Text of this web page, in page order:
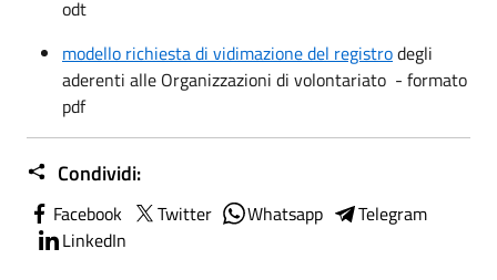
odt
modello richiesta di vidimazione del registrodegli
aderenti alle Organizzazioni di volontariato - formato
pdf
Condividi:
Facebook Twitter Whatsapp
Telegram
LinkedIn